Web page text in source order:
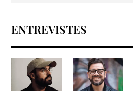
ENTREVISTES